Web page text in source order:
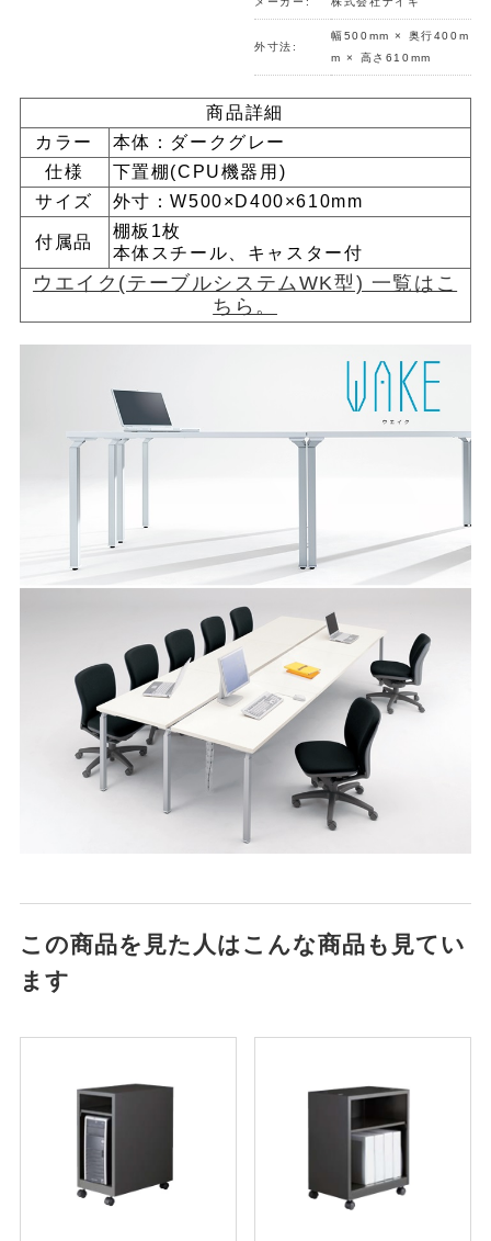
外寸法:
幅500mm × 奥行400m
m × 高さ610mm
商品詳細
カラー
本体：ダークグレー
仕様
下置棚(CPU機器用)
サイズ
外寸：W500×D400×610mm
付属品
棚板1枚
本体スチール、キャスター付
ウエイク(テーブルシステムWK型) 一覧はこ
ちら。
この商品を見た人はこんな商品も見てい
ます